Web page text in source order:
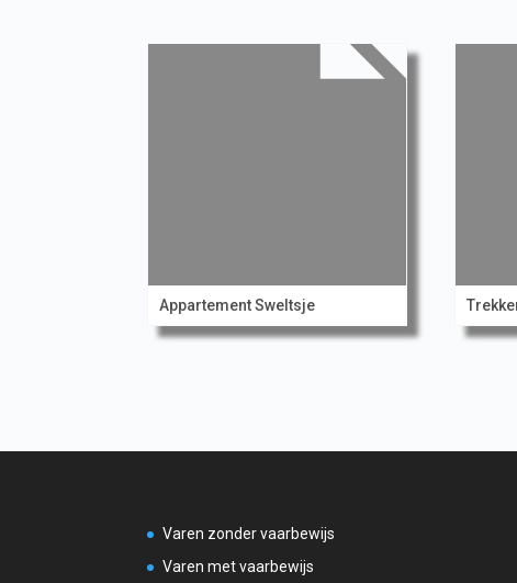
Appartement Sweltsje
Varen zonder vaarbewijs
Varen met vaarbewijs